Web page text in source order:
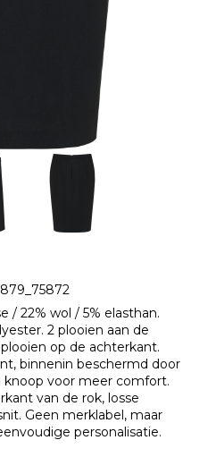
/ 22% wol / 5% elasthan.
2 plooien aan de
op de achterkant.
binnenin beschermd door
voor meer comfort.
van de rok, losse
Geen merklabel, maar
personalisatie.